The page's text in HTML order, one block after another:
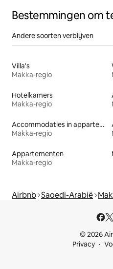
Bestemmingen om
Andere soorten verblijven
Villa's
Makka-regio
Hotelkamers
Makka-regio
Accommodaties in appartementen met diensten
Makka-regio
Appartementen
Makka-regio
Airbnb Saoedi-Arabië
© 2026
Privacy